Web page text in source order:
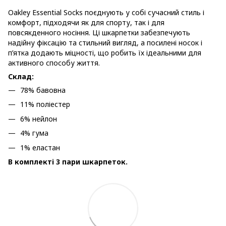
Oakley Essential Socks поєднують у собі сучасний стиль і
комфорт, підходячи як для спорту, так і для
повсякденного носіння. Ці шкарпетки забезпечують
надійну фіксацію та стильний вигляд, а посилені носок і
п’ятка додають міцності, що робить їх ідеальними для
активного способу життя.
Склад:
78% бавовна
11% поліестер
6% нейлон
4% гума
1% еластан
В комплекті 3 пари шкарпеток.